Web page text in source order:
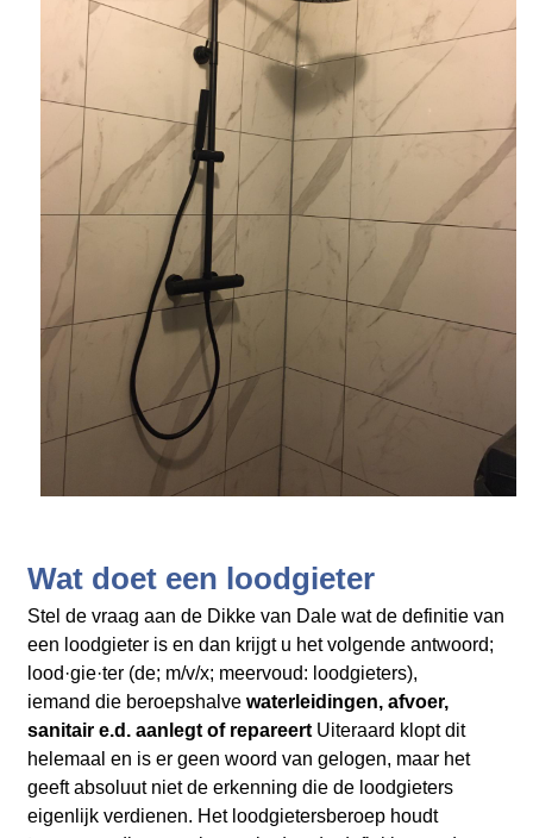
Wat doet een loodgieter
Stel de vraag aan de Dikke van Dale wat de definitie van
een loodgieter is en dan krijgt u het volgende antwoord;
lood·gie·ter (de; m/v/x; meervoud: loodgieters),
iemand die beroepshalve waterleidingen, afvoer,
sanitair e.d. aanlegt of repareertUiteraard klopt dit
helemaal en is er geen woord van gelogen, maar het
geeftabsoluut niet de erkenning die de loodgieters
eigenlijk verdienen. Het loodgietersberoep houdt